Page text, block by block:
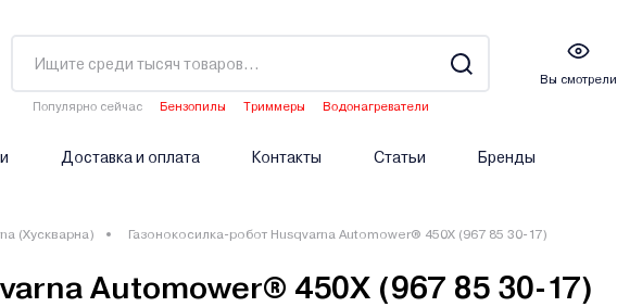
Популярно сейчас Бензопилы Триммеры
Водонагреватели
Вы смотрели
Доставка и оплата Контакты Статьи Бренды
(Хускварна) Газонокосилка-робот Husqvarna Automower® 450X (967 85 30-17)
Automower® 450X (967 85 30-17)